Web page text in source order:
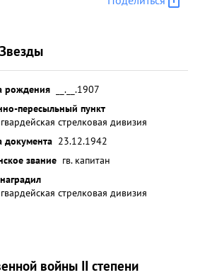
рождения
__.__.1907
пересыльный пункт
стрелковая дивизия
документа 23.12.1942
звание гв. капитан
стрелковая дивизия
войны II степени